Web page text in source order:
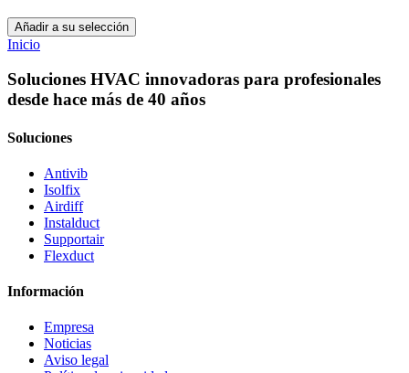
Añadir a su selección
Inicio
Soluciones HVAC innovadoras para profesionales
desde hace más de 40 años
Soluciones
Antivib
Isolfix
Airdiff
Instalduct
Supportair
Flexduct
Información
Empresa
Noticias
Aviso legal